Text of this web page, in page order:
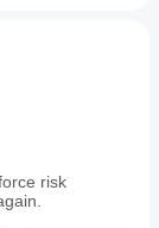
risk